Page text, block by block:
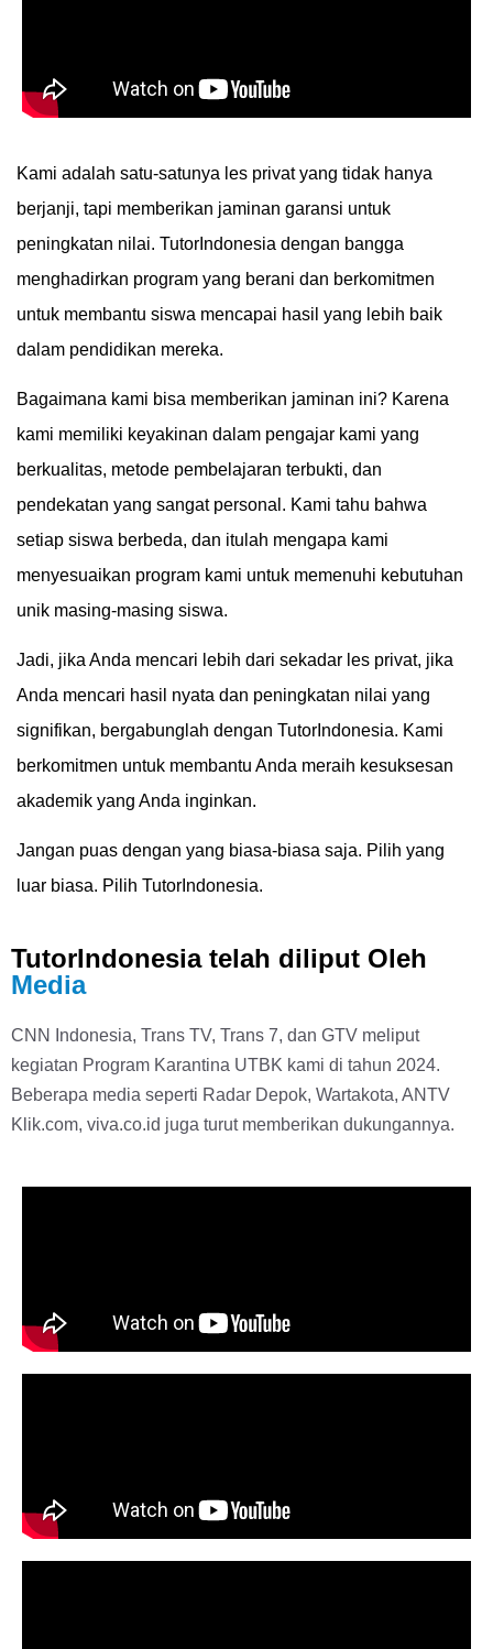
Kami adalah satu-satunya les privat yang tidak hanya
berjanji, tapi memberikan jaminan garansi untuk
peningkatan nilai. TutorIndonesia dengan bangga
menghadirkan program yang berani dan berkomitmen
untuk membantu siswa mencapai hasil yang lebih baik
dalam pendidikan mereka.
Bagaimana kami bisa memberikan jaminan ini? Karena
kami memiliki keyakinan dalam pengajar kami yang
berkualitas, metode pembelajaran terbukti, dan
pendekatan yang sangat personal. Kami tahu bahwa
setiap siswa berbeda, dan itulah mengapa kami
menyesuaikan program kami untuk memenuhi kebutuhan
unik masing-masing siswa.
Jadi, jika Anda mencari lebih dari sekadar les privat, jika
Anda mencari hasil nyata dan peningkatan nilai yang
signifikan, bergabunglah dengan TutorIndonesia. Kami
berkomitmen untuk membantu Anda meraih kesuksesan
akademik yang Anda inginkan.
Jangan puas dengan yang biasa-biasa saja. Pilih yang
luar biasa. Pilih TutorIndonesia.
TutorIndonesia telah diliput Oleh
Media
CNN Indonesia, Trans TV, Trans 7, dan GTV meliput
kegiatan Program Karantina UTBK kami di tahun 2024.
Beberapa media seperti Radar Depok, Wartakota, ANTV
Klik.com, viva.co.id juga turut memberikan dukungannya.